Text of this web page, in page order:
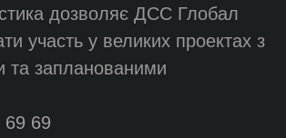
дозволяє ДСС Глобал
участь у великих проектах з
та запланованими
69 69